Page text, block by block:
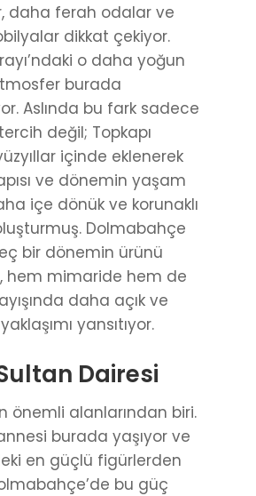
daha ferah odalar ve
dikkat çekiyor.
o daha yoğun
burada
Aslında bu fark sadece
değil; Topkapı
içinde eklenerek
ve dönemin yaşam
içe dönük ve korunaklı
Dolmabahçe
bir dönemin ürünü
hem mimaride hem de
daha açık ve
yansıtıyor.
Dairesi
önemli alanlarından biri.
burada yaşıyor ve
en güçlü figürlerden
bu güç